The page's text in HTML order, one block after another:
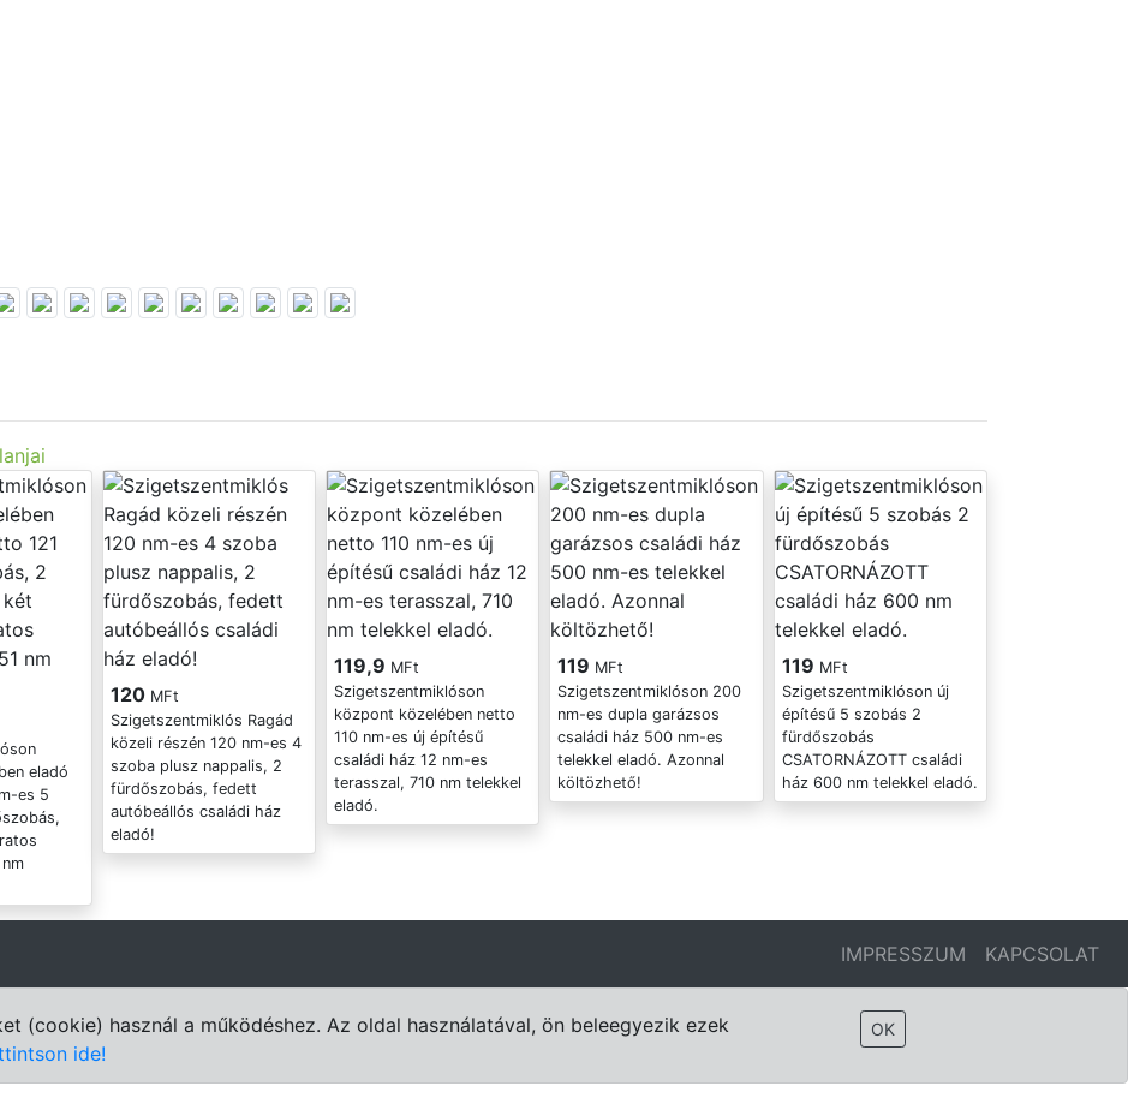
eladó
es 5
120MFt
Szigetszentmiklós Ragád
közeli részén 120 nm-es 4
szoba plusz nappalis, 2
fürdőszobás, fedett
autóbeállós családi ház
eladó!
119,9 MFt
Szigetszentmiklóson
központ közelében netto
110 nm-es új építésű
családi ház 12 nm-es
terasszal, 710 nm telekkel
eladó.
119 MFt
Szigetszentmiklóson 200
nm-es dupla garázsos
családi ház 500 nm-es
telekkel eladó. Azonnal
költözhető!
119 MFt
Szigetszentmiklóson új
építésű 5 szobás 2
fürdőszobás
CSATORNÁZOTT családi
ház 600 nm telekkel eladó.
IMPRESSZUM KAPCSOLAT
(cookie) használ a működéshez. Az oldal használatával, ön beleegyezik ezek
ide!